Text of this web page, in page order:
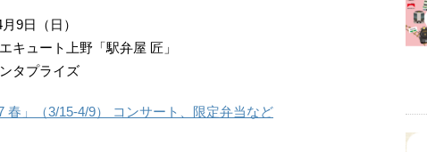
9日（日）
ュート上野「駅弁屋 匠」
タプライズ
春」（3/15-4/9） コンサート、限定弁当など